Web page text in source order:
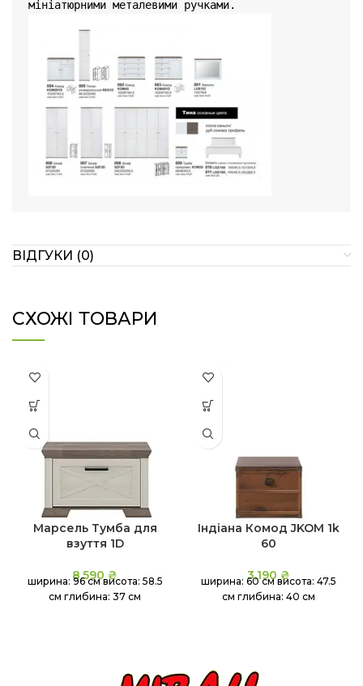
ВІДГУКИ (0)
СХОЖІ ТОВАРИ
Марсель Тумба для
взуття 1D
8,590 ₴
ширина: 96 см висота: 58.5
см глибина: 37 см
Індіана Комод JKOM 1k
60
3,190 ₴
ширина: 60 ​​см висота: 47.5
см глибина: 40 см